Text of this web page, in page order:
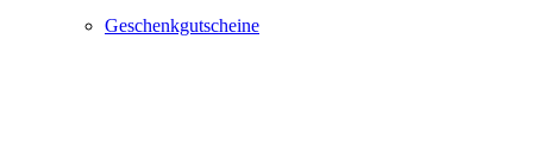
Geschenkgutscheine